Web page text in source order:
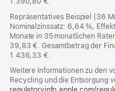
Repräsentatives Beispiel (36
Nominalzinssatz: 6,64 %,
Monate in 35 monatlichen
39,83 €. Gesamtbetrag der
1.436,33 €.
Weitere Informationen zu den
Recycling und die Entsorgung